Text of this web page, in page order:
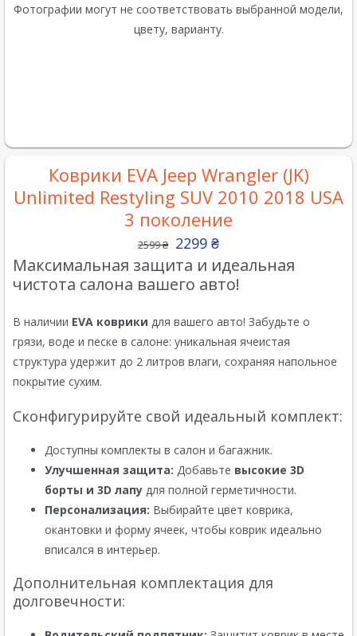
Фотографии могут не соответствовать выбранной модели,
цвету, варианту.
Коврики EVA Jeep Wrangler (JK)
Unlimited Restyling SUV 2010 2018 USA
3 поколение
2599₴ 2299 ₴
Максимальная защита и идеальная
чистота салона вашего авто!
В наличии EVA коврики для вашего авто! Забудьте о
грязи, воде и песке в салоне: уникальная ячеистая
структура удержит до 2 литров влаги, сохраняя напольное
покрытие сухим.
Сконфигурируйте свой идеальный комплект:
Доступны комплекты в салон и багажник.
Улучшенная защита: Добавьте высокие 3D
борты и 3D лапу для полной герметичности.
Персонализация: Выбирайте цвет коврика,
окантовки и форму ячеек, чтобы коврик идеально
вписался в интерьер.
Дополнительная комплектация для
долговечности: